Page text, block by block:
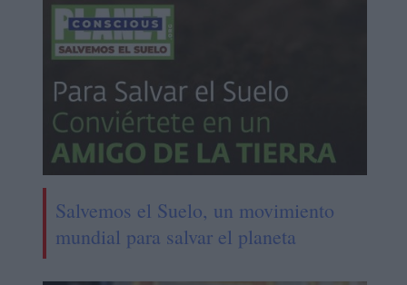
Salvemos el Suelo, un movimiento
mundial para salvar el planeta